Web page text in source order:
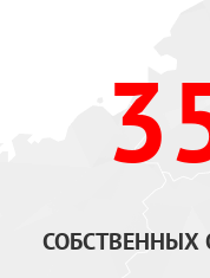
СОБСТВЕННЫХ